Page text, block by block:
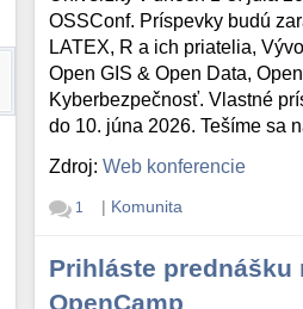
OSSConf. Príspevky budú
LATEX, R a ich priatelia,
Open GIS & Open Data,
Kyberbezpečnosť. Vlastné
do 10. júna 2026. Tešíme sa
Zdroj:Web konferencie
1 | Komunita
Prihláste prednášku
OpenCamp